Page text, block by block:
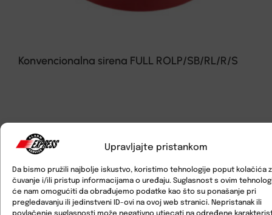
Upravljajte pristankom
Da bismo pružili najbolje iskustvo, koristimo tehnologije poput kolačića
čuvanje i/ili pristup informacijama o uređaju. Suglasnost s ovim
će nam omogućiti da obrađujemo podatke kao što su ponašanje pri
pregledavanju ili jedinstveni ID-ovi na ovoj web stranici. Nepristanak ili
povlačenje suglasnosti može negativno utjecati na određene
Konvencionalna sirena FULL ROLP/SB/RL/R/S